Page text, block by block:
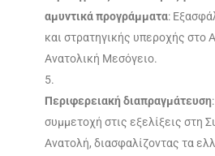
αμυντικά προγράμματα:
και στρατηγικής υπεροχής στο
Ανατολική Μεσόγειο.
Περιφερειακή διαπραγμάτευση
συμμετοχή στις εξελίξεις στη
Ανατολή, διασφαλίζοντας τα